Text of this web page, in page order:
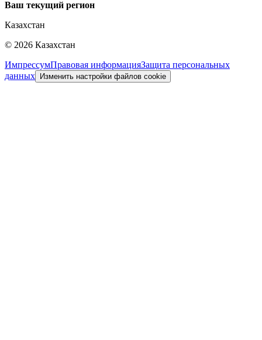
Ваш текущий регион
Казахстан
© 2026 Казахстан
ИмпрессумПравовая информацияЗащита персональных
данных Изменить настройки файлов cookie